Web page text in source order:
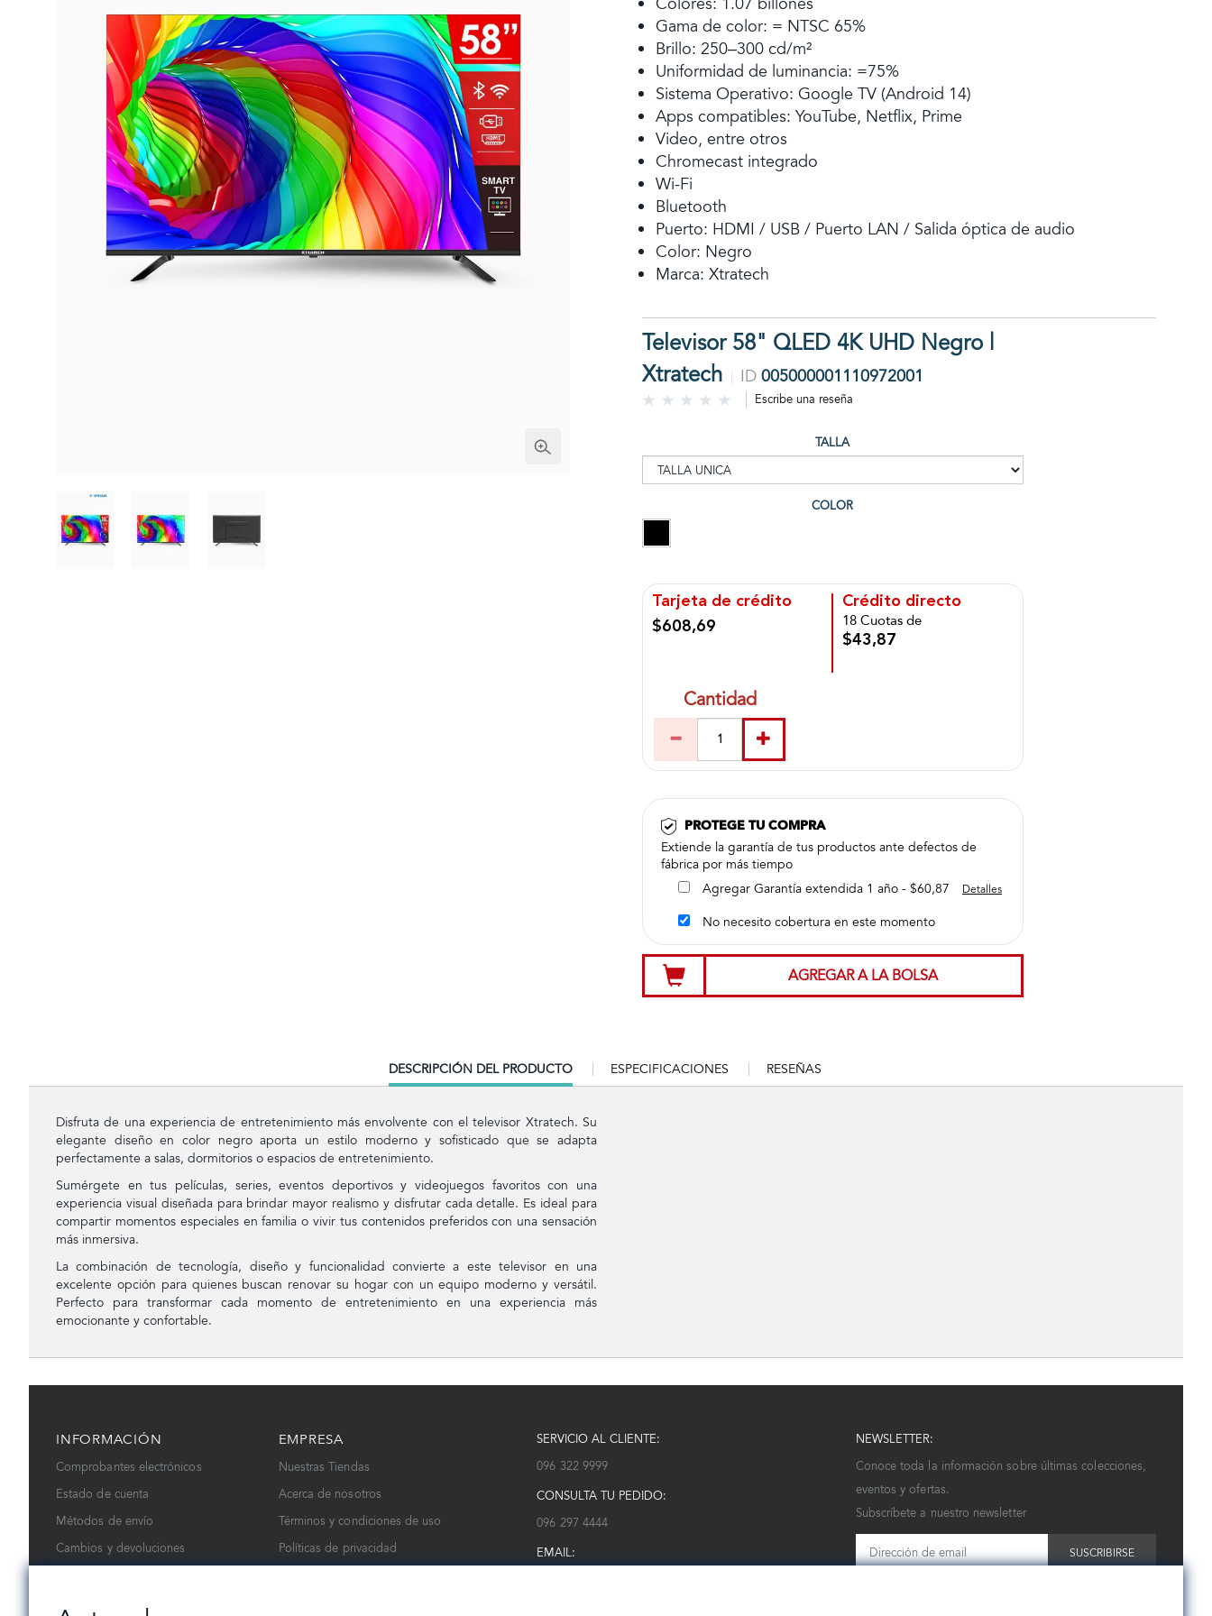
Gama de color: = NTSC 65%
Brillo: 250–300 cd/m²
Uniformidad de luminancia: =75%
Sistema Operativo: Google TV (Android 14)
Apps compatibles: YouTube, Netflix, Prime
Video, entre otros
Chromecast integrado
Wi-Fi
Bluetooth
Puerto: HDMI / USB / Puerto LAN / Salida óptica de audio
Color: Negro
Marca: Xtratech
Televisor 58" QLED 4K UHD Negro |
Xtratech
ID 005000001110972001
Escribe una reseña
TALLA
COLOR
Tarjeta de crédito
$608,69
Crédito directo
18 Cuotas de
$43,87
Cantidad
PROTEGE TU COMPRA
Extiende la garantía de tus productos ante defectos de
fábrica por más tiempo
Agregar Garantía extendida 1 año - $60,87
Detalles
No necesito cobertura en este momento
AGREGAR A LA BOLSA
CURRENT
TAB:
DESCRIPCIÓN DEL PRODUCTO ESPECIFICACIONES RESEÑAS
Disfruta de una experiencia de entretenimiento más envolvente con el televisor Xtratech. Su
elegante diseño en color negro aporta un estilo moderno y sofisticado que se adapta
perfectamente a salas, dormitorios o espacios de entretenimiento.
Sumérgete en tus películas, series, eventos deportivos y videojuegos favoritos con una
experiencia visual diseñada para brindar mayor realismo y disfrutar cada detalle. Es ideal para
compartir momentos especiales en familia o vivir tus contenidos preferidos con una sensación
más inmersiva.
La combinación de tecnología, diseño y funcionalidad convierte a este televisor en una
excelente opción para quienes buscan renovar su hogar con un equipo moderno y versátil.
Perfecto para transformar cada momento de entretenimiento en una experiencia más
emocionante y confortable.
INFORMACIÓN
Comprobantes electrónicos
Estado de cuenta
Métodos de envío
Cambios y devoluciones
EMPRESA
Nuestras Tiendas
Acerca de nosotros
Términos y condiciones de uso
Políticas de privacidad
SERVICIO AL CLIENTE:
096 322 9999
CONSULTA TU PEDIDO:
096 297 4444
EMAIL:
NEWSLETTER:
Conoce toda la información sobre últimas colecciones,
eventos y ofertas.
Subscríbete a nuestro newsletter
SUSCRIBIRSE